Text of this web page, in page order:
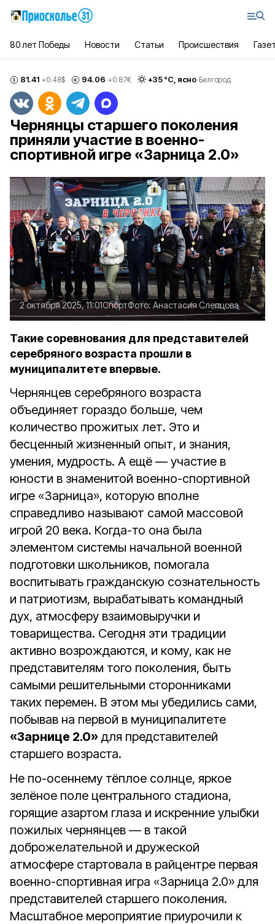
80 лет Победы Новости Статьи Происшествия
81.41 +0.48$ 94.06 +0.87€ +35°С, ясно Белгород
Чернянцы старшего поколения
приняли участие в военно-
спортивной игре «Зарница 2.0»
2 октября 2025, 11:01СпортФото: Анастасия Слепцова
Такие соревнования для представителей
серебряного возраста прошли в
муниципалитете впервые.
Чернянцев серебряного возраста
объединяет гораздо больше, чем
количество прожитых лет. Это и
бесценный жизненный опыт, и знания,
умения, мудрость. А ещё — участие в
юности в знаменитой военно-спортивной
игре «Зарница», которую вполне
справедливо называют самой массовой
игрой 20 века. Когда-то она была
элементом системы начальной военной
подготовки школьников, помогала
воспитывать гражданскую сознательность
и патриотизм, вырабатывать командный
дух, атмосферу взаимовыручки и
товарищества. Сегодня эти традиции
активно возрождаются, и кому, как не
представителям того поколения, быть
самыми решительными сторонниками
таких перемен. В этом мы убедились сами,
побывав на первой в муниципалитете
«Зарнице 2.0» для представителей
старшего возраста.
Не по-осеннему тёплое солнце, яркое
зелёное поле центрального стадиона,
горящие азартом глаза и искренние улыбки
пожилых чернянцев — в такой
доброжелательной и дружеской
атмосфере стартовала в райцентре первая
военно-спортивная игра «Зарница 2.0» для
представителей старшего поколения.
Масштабное мероприятие приурочили к